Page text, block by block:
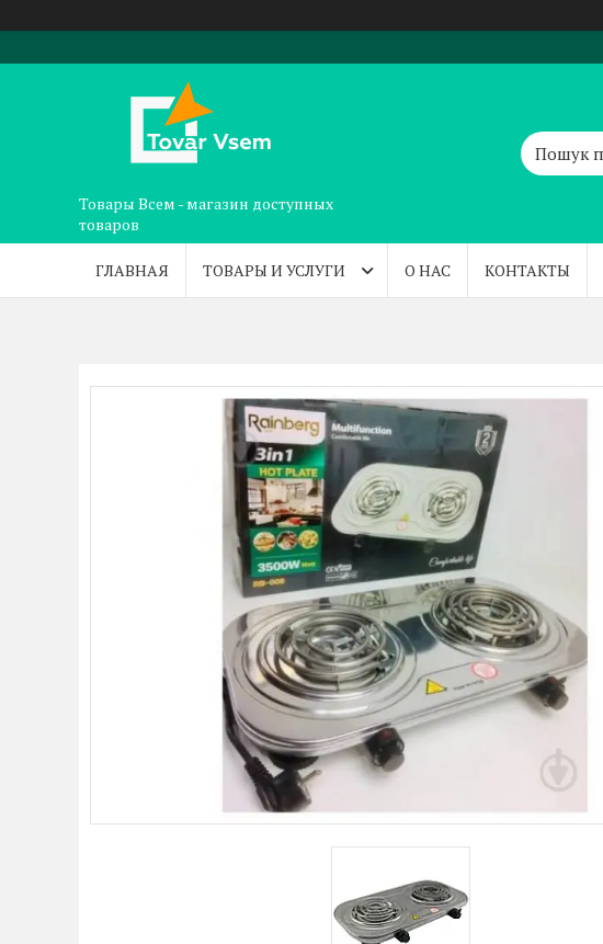
Товары Всем - магазин доступных
товаров
ГЛАВНАЯ ТОВАРЫ И УСЛУГИ О НАС КОНТАКТЫ